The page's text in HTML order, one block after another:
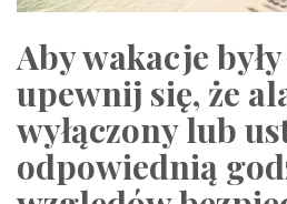
Aby wakacje
upewnij się, że
wyłączony lub
odpowiednią